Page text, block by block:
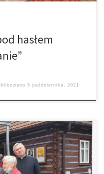
hasłem
5 października, 2021
naszej diecezji odbywały się
w naszym